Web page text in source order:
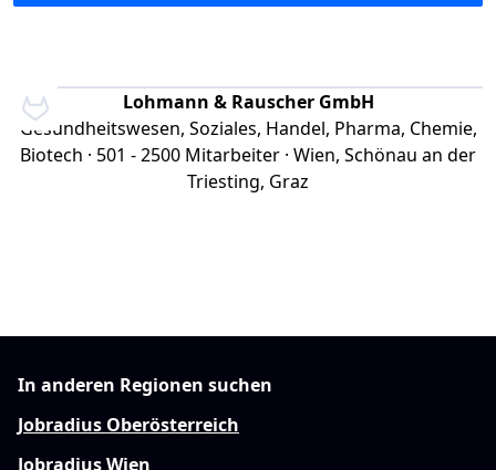
Lohmann & Rauscher GmbH
Gesundheitswesen, Soziales, Handel, Pharma, Chemie,
Biotech · 501 - 2500 Mitarbeiter · Wien, Schönau an der
Triesting, Graz
In anderen Regionen suchen
Jobradius Oberösterreich
Jobradius Wien